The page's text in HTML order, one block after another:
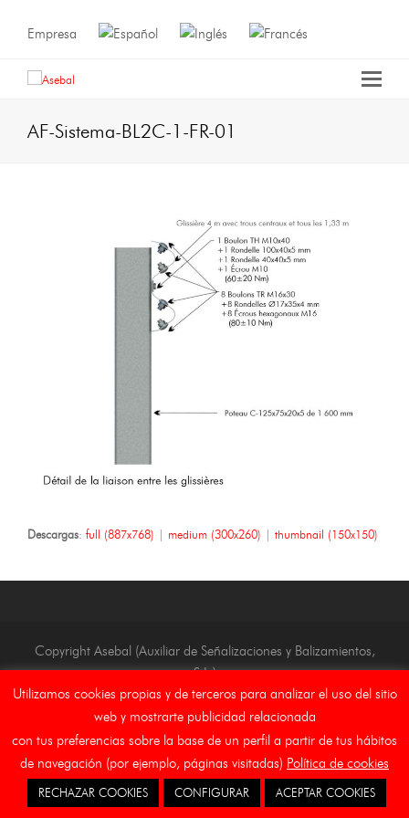
Empresa
AF-Sistema-BL2C-1-FR-01
Descargas: full (887x768) | medium (300x260) | thumbnail (150x150)
Copyright Asebal (Auxiliar de Señalizaciones y Balizamientos,
S.L.)
Aviso Legal Canal Etico
Utilizamos cookies propias y de terceros para analizar el uso del sitio
web y mostrarte publicidad relacionada
con tus preferencias sobre la base de un perfil a partir de tus hábitos
de navegación (por ejemplo, páginas visitadas) Política de cookies
RECHAZAR COOKIES CONFIGURAR ACEPTAR COOKIES